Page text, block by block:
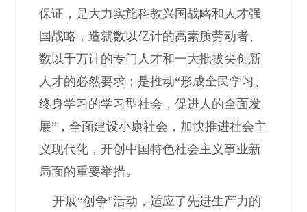
保证，是大力实施科教兴国战略和人才强
国战略，造就数以亿计的高素质劳动者、
数以千万计的专门人才和一大批拔尖创新
人才的必然要求；是推动“形成全民学习、
终身学习的学习型社会，促进人的全面发
展” ，全面建设小康社会，加快推进社会主
义现代化，开创中国特色社会主义事业新
局面的重要举措。
开展“创争”活动，适应了先进生产力的